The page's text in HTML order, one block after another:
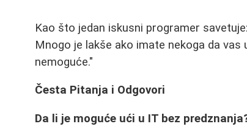
Kao što jedan iskusni programer
Mnogo je lakše ako imate nekoga da
nemoguće."
Česta Pitanja i Odgovori
Da li je moguće ući u IT bez